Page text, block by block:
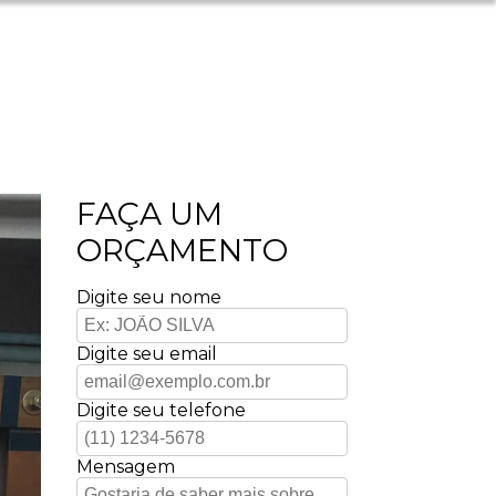
FAÇA UM
ORÇAMENTO
Digite seu nome
Digite seu email
Digite seu telefone
Mensagem